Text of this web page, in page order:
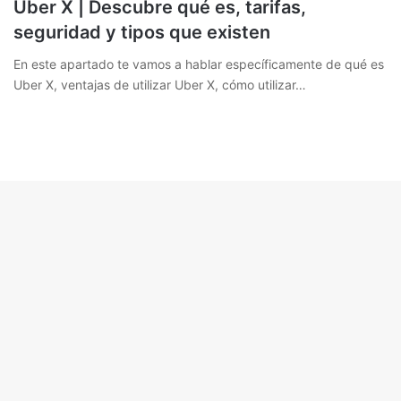
Uber X | Descubre qué es, tarifas,
seguridad y tipos que existen
En este apartado te vamos a hablar específicamente de qué es
Uber X, ventajas de utilizar Uber X, cómo utilizar…